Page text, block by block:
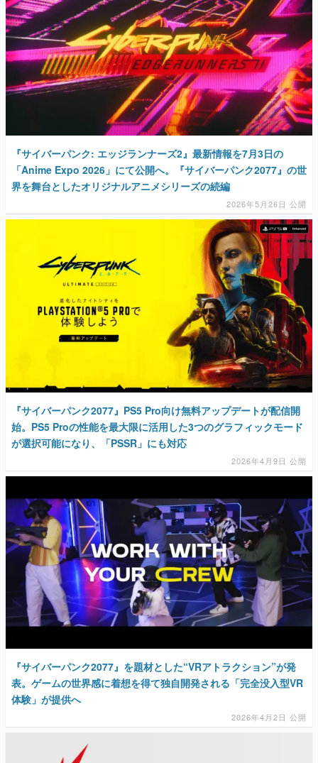
『サイバーパンク: エッジランナーズ2』最新情報を7月3日の
「Anime Expo 2026」にて公開へ。『サイバーパンク2077』の世
界を舞台としたオリジナルアニメシリーズの続編
2026年5月26日 公開
『サイバーパンク2077』PS5 Pro向け無料アップデートが配信開
始。PS5 Proの性能を最大限に活用した3つのグラフィックモード
が選択可能になり、「PSSR」にも対応
2026年4月9日 公開
『サイバーパンク2077』を題材とした“VRアトラクション”が発
表。ゲームの世界感に着想を得て独自開発される「完全没入型VR
体験」が提供へ
2026年4月2日 公開